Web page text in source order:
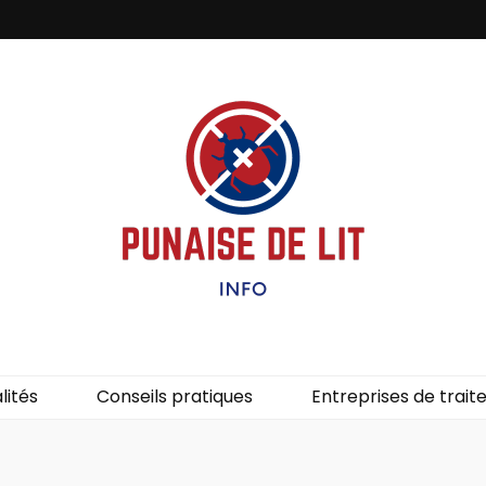
Conseils pratiques Entreprises de